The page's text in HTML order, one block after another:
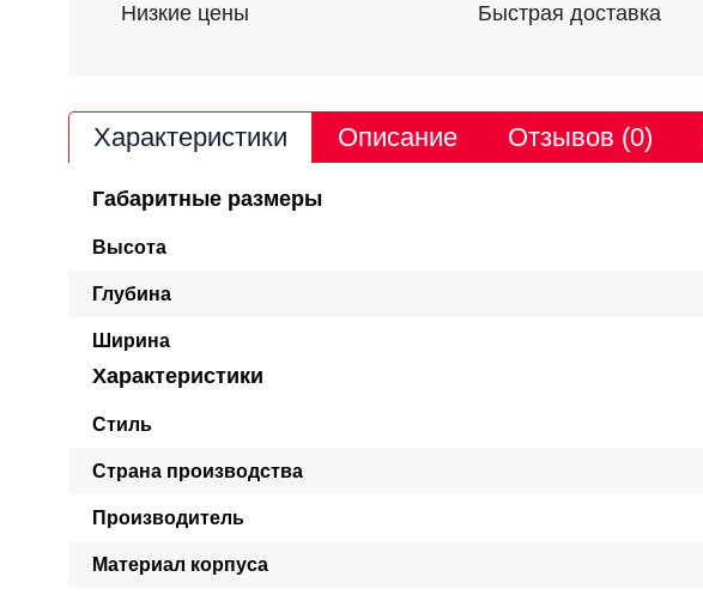
Низкие цены Быстрая доставка
Характеристики Описание Отзывов (0)
Габаритные размеры
Высота
Глубина
Ширина
Характеристики
Стиль
Страна производства
Производитель
Материал корпуса